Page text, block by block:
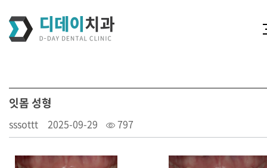
잇몸 성형
sssottt 2025-09-29 797